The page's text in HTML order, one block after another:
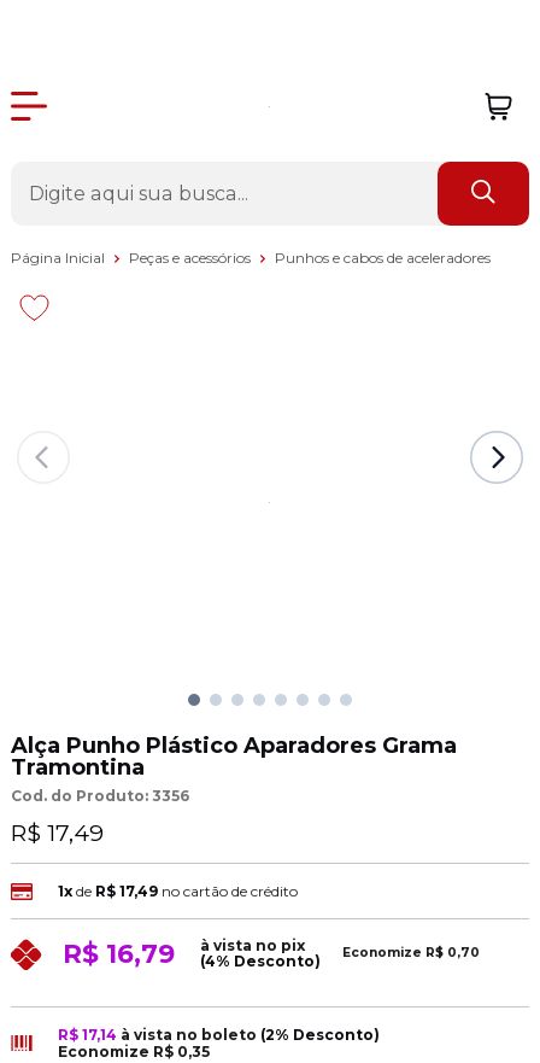
Página Inicial Peças e acessórios Punhos e cabos de aceleradores
Alça Punho Plástico Aparadores Grama
Tramontina
Cod. do Produto: 3356
R$ 17,49
1xde R$ 17,49 no cartão de crédito
R$ 16,79
à vista no pix
(4% Desconto)
Economize R$ 0,70
R$ 17,14 à vista no boleto (2% Desconto)
Economize R$ 0,35